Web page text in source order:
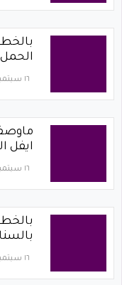
١٦ سبتمبر ٢٠٢٠
ايفل
١٦ سبتمبر ٢٠٢٠
١٦ سبتمبر ٢٠٢٠